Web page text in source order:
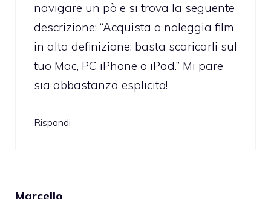
navigare un pò e si trova la seguente
descrizione: “Acquista o noleggia film
in alta definizione: basta scaricarli sul
tuo Mac, PC iPhone o iPad.” Mi pare
sia abbastanza esplicito!
Rispondi
Marcello